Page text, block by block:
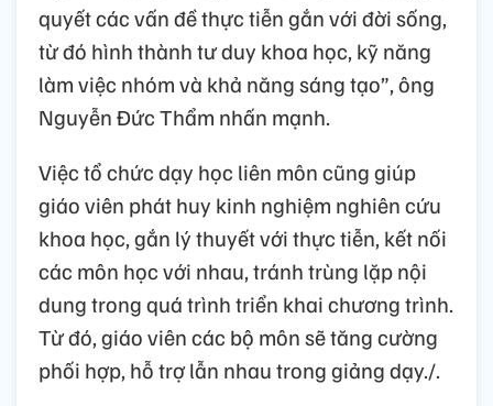
quyết các vấn đề thực tiễn gắn với đời sống,
từ đó hình thành tư duy khoa học, kỹ năng
làm việc nhóm và khả năng sáng tạo”, ông
Nguyễn Đức Thẩm nhấn mạnh.
Việc tổ chức dạy học liên môn cũng giúp
giáo viên phát huy kinh nghiệm nghiên cứu
khoa học, gắn lý thuyết với thực tiễn, kết nối
các môn học với nhau, tránh trùng lặp nội
dung trong quá trình triển khai chương trình.
Từ đó, giáo viên các bộ môn sẽ tăng cường
phối hợp, hỗ trợ lẫn nhau trong giảng dạy./.